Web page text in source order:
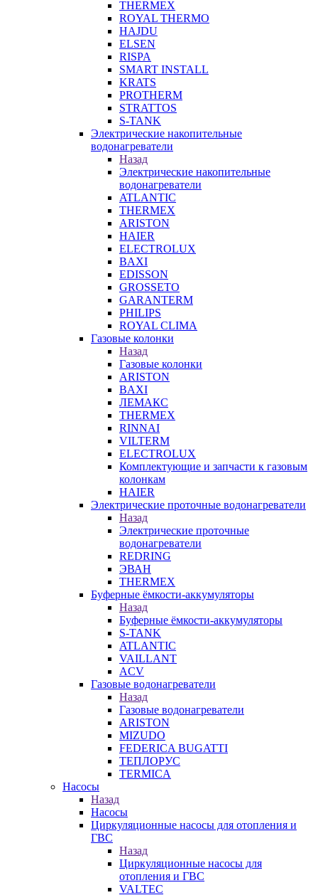
THERMEX
ROYAL THERMO
HAJDU
ELSEN
RISPA
SMART INSTALL
KRATS
PROTHERM
STRATTOS
S-TANK
Электрические накопительные
водонагреватели
Назад
Электрические накопительные
водонагреватели
ATLANTIC
THERMEX
ARISTON
HAIER
ELECTROLUX
BAXI
EDISSON
GROSSETO
GARANTERM
PHILIPS
ROYAL CLIMA
Газовые колонки
Назад
Газовые колонки
ARISTON
BAXI
ЛЕМАКС
THERMEX
RINNAI
VILTERM
ELECTROLUX
Комплектующие и запчасти к газовым
колонкам
HAIER
Электрические проточные водонагреватели
Назад
Электрические проточные
водонагреватели
REDRING
ЭВАН
THERMEX
Буферные ёмкости-аккумуляторы
Назад
Буферные ёмкости-аккумуляторы
S-TANK
ATLANTIC
VAILLANT
ACV
Газовые водонагреватели
Назад
Газовые водонагреватели
ARISTON
MIZUDO
FEDERICA BUGATTI
ТЕПЛОРУС
TERMICA
Насосы
Назад
Насосы
Циркуляционные насосы для отопления и
ГВС
Назад
Циркуляционные насосы для
отопления и ГВС
VALTEC